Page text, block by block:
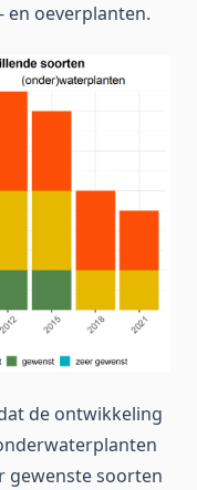
oeverplanten.
de ontwikkeling
gewenste soorten